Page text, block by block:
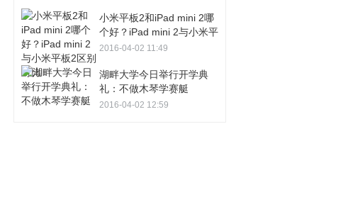
小米平板2和iPad mini 2哪
个好？iPad mini 2与小米平
板2区别对比
2016-04-02 11:49
湖畔大学今日举行开学典
礼：不做木琴学赛艇
2016-04-02 12:59